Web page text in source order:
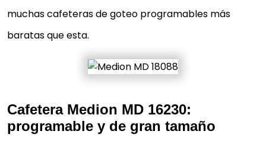
muchas cafeteras de goteo programables más
baratas que esta.
Cafetera Medion MD 16230:
programable y de gran tamaño